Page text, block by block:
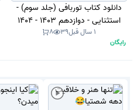
دانلود کتاب توربافی (جلد سوم) -
استثنایی - دوازدهم 1403 - 1404
(نسخه PDF) 1 سال قبل 39
8
رایگان